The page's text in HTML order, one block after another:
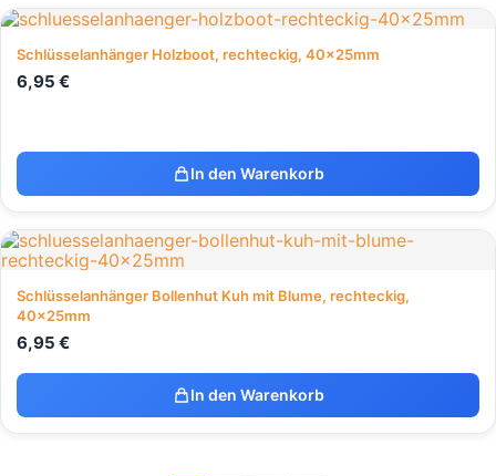
Schlüsselanhänger Holzboot, rechteckig, 40x25mm
6,95 €
In den Warenkorb
Schlüsselanhänger Bollenhut Kuh mit Blume, rechteckig,
40x25mm
6,95 €
In den Warenkorb